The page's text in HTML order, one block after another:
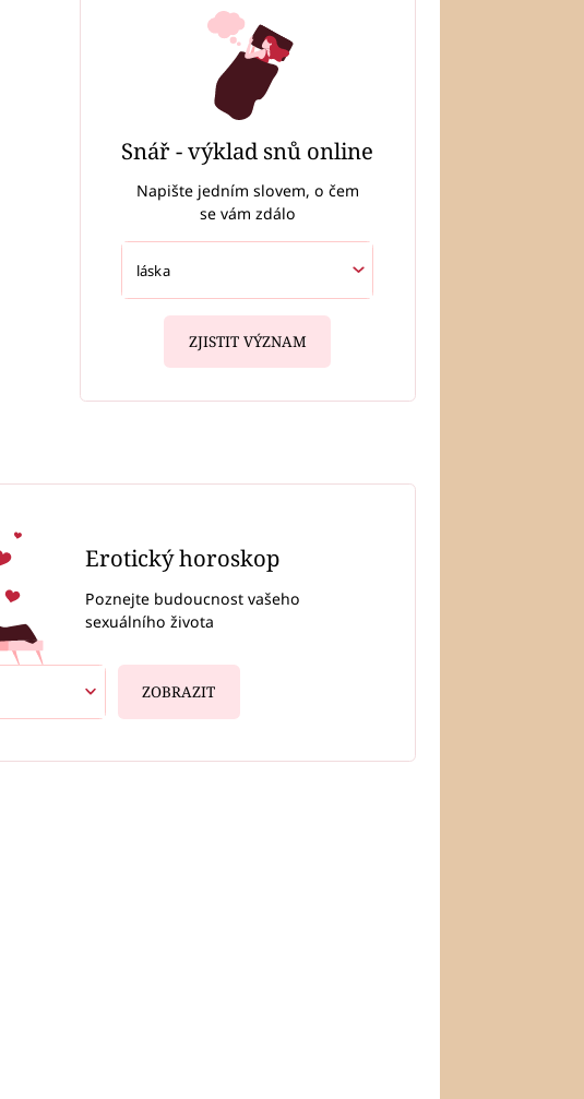
Snář - výklad snů online
Napište jedním slovem, o čem
se vám zdálo
ZJISTIT VÝZNAM
Erotický horoskop
Poznejte budoucnost vašeho
sexuálního života
ZOBRAZIT